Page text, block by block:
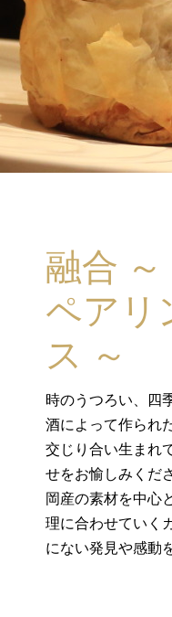
融合 ～
ペアリ
ス ～
時のうつろい、四
酒によって作られ
交じり合い生まれ
せをお愉しみくだ
岡産の素材を中心
理に合わせていく
にない発見や感動